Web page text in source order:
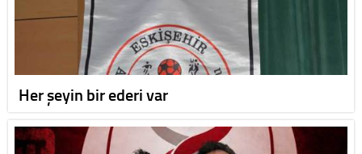
Her şeyin bir ederi var